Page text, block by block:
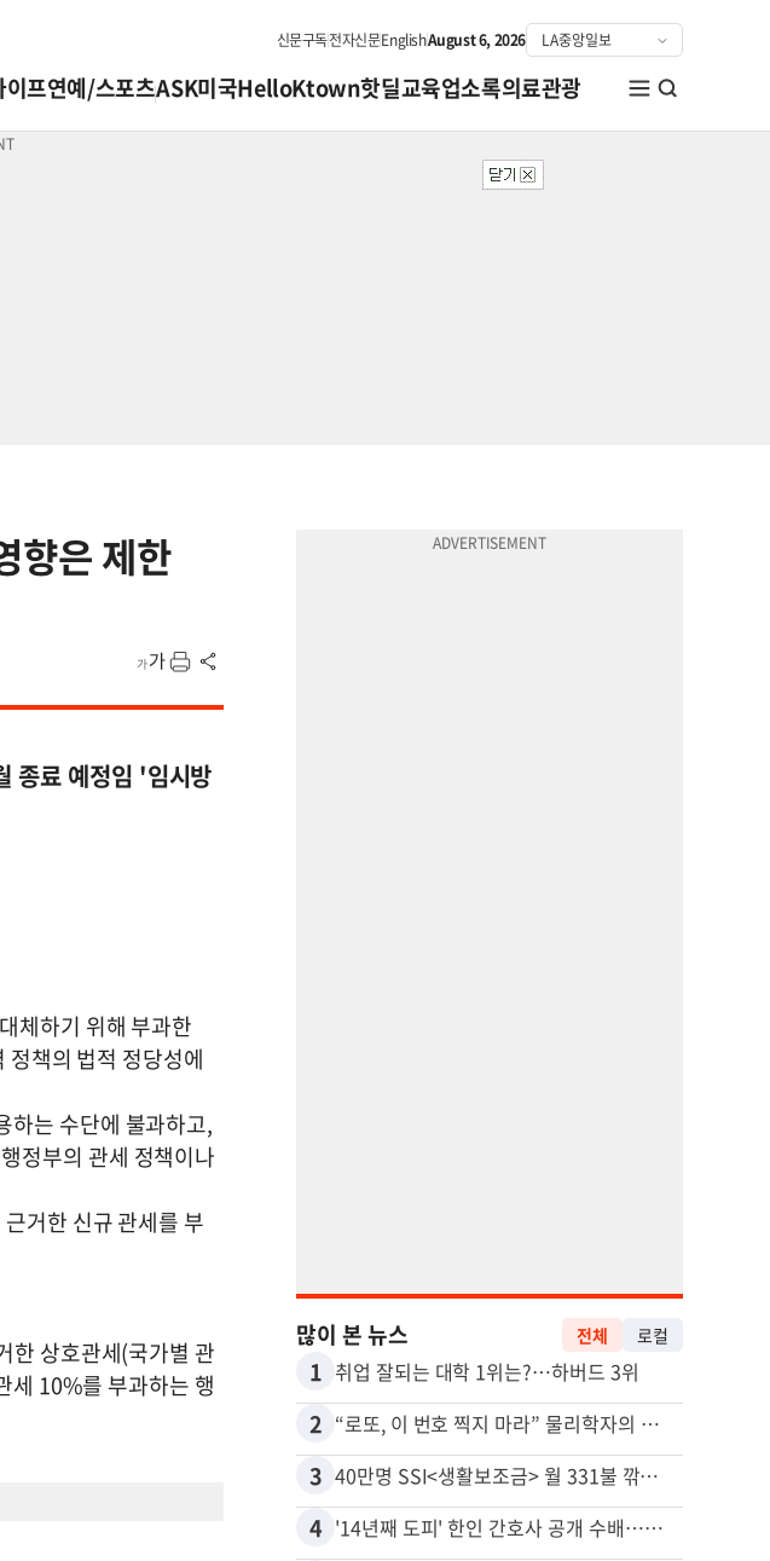
신문구독전자신문EnglishAugust 6, 2026
이프연예/스포츠ASK미국HelloKtown핫딜교육업소록의료관광
향은 제한
료 예정임 '임시방
체하기 위해 부과한
책의 법적 정당성에
하는 수단에 불과하고,
정부의 관세 정책이나
거한 신규 관세를 부
한 상호관세(국가별 관
세 10%를 부과하는 행
많이 본 뉴스 전체 로컬
1 취업 잘되는 대학 1위는?…하버드 3위
2 “로또, 이 번호 찍지 마라” 물리학자의 당첨금 높이는 비밀
3 40만명 SSI<생활보조금> 월 331불 깎이나
4 '14년째 도피' 한인 간호사 공개 수배…메디케어 사기 유죄